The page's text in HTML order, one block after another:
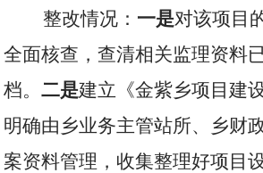
整改情况： 一是对该项目
全面核查，查清相关监理资料
档。二是建立《金紫乡项目建
明确由乡业务主管站所、乡财
案资料管理，收集整理好项目